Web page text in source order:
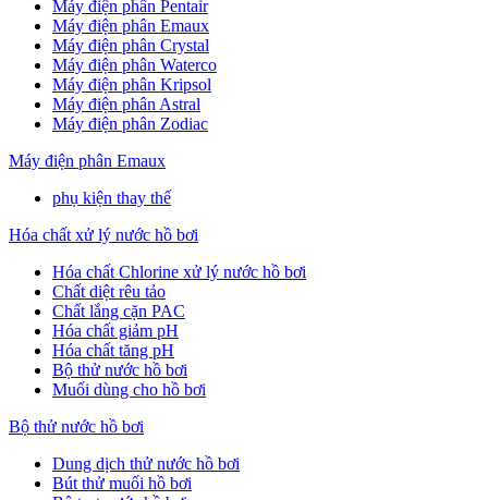
Máy điện phân Pentair
Máy điện phân Emaux
Máy điện phân Crystal
Máy điện phân Waterco
Máy điện phân Kripsol
Máy điện phân Astral
Máy điện phân Zodiac
Máy điện phân Emaux
phụ kiện thay thế
Hóa chất xử lý nước hồ bơi
Hóa chất Chlorine xử lý nước hồ bơi
Chất diệt rêu tảo
Chất lắng cặn PAC
Hóa chất giảm pH
Hóa chất tăng pH
Bộ thử nước hồ bơi
Muối dùng cho hồ bơi
Bộ thử nước hồ bơi
Dung dịch thử nước hồ bơi
Bút thử muối hồ bơi